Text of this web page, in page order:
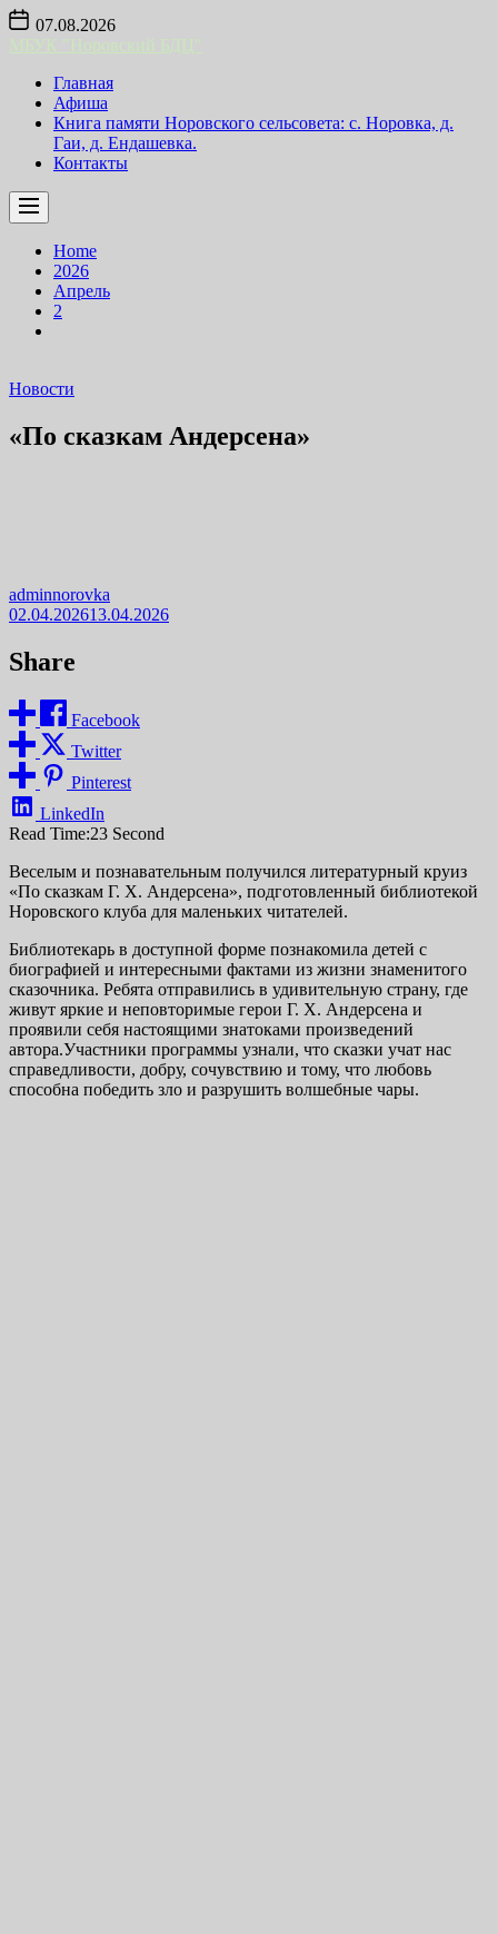
Skip
content
07.08.2026
Главная
Афиша
Книга памяти Норовского сельсовета: с. Норовка, д.
Гаи, д. Ендашевка.
Контакты
Home
2026
Апрель
2
Новости
«По сказкам Андерсена»
adminnorovka
02.04.202613.04.2026
Share
Facebook
Twitter
Pinterest
LinkedIn
Read Time:23 Second
Веселым и познавательным получился литературный круиз
«По сказкам Г. Х. Андерсена», подготовленный библиотекой
Норовского клуба для маленьких читателей.
Библиотекарь в доступной форме познакомила детей с
биографией и интересными фактами из жизни знаменитого
сказочника. Ребята отправились в удивительную страну, где
живут яркие и неповторимые герои Г. Х. Андерсена и
проявили себя настоящими знатоками произведений
автора.Участники программы узнали, что сказки учат нас
справедливости, добру, сочувствию и тому, что любовь
способна победить зло и разрушить волшебные чары.